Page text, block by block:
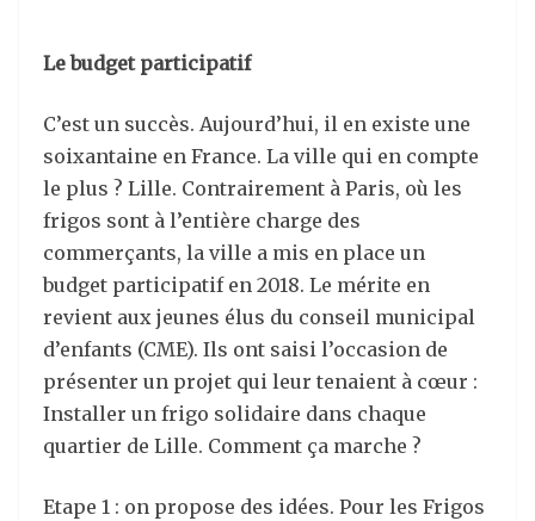
Le budget participatif
C’est un succès. Aujourd’hui, il en existe une
soixantaine en France. La ville qui en compte
le plus ? Lille. Contrairement à Paris, où les
frigos sont à l’entière charge des
commerçants, la ville a mis en place un
budget participatif en 2018. Le mérite en
revient aux jeunes élus du conseil municipal
d’enfants (CME). Ils ont saisi l’occasion de
présenter un projet qui leur tenaient à cœur :
Installer un frigo solidaire dans chaque
quartier de Lille. Comment ça marche ?
Etape 1 : on propose des idées. Pour les Frigos